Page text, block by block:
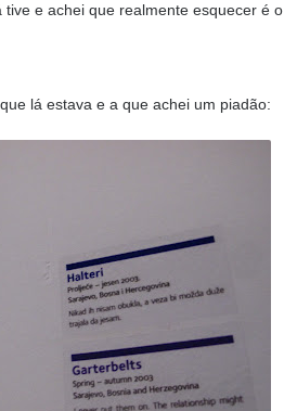
e achei que realmente esquecer é o
lá estava e a que achei um piadão: